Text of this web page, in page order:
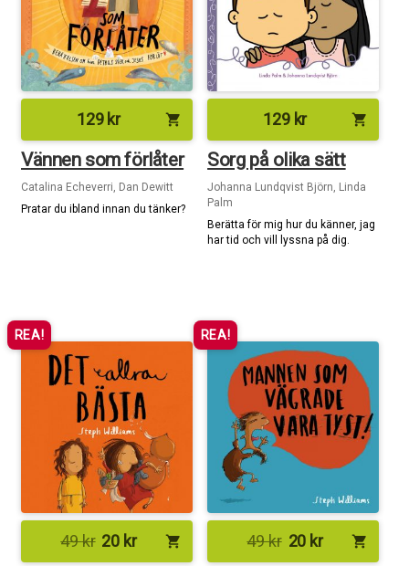
129 kr shopping_cart
Vännen som förlåter
Catalina Echeverri, Dan Dewitt
Pratar du ibland innan du tänker?
129 kr shopping_cart
Sorg på olika sätt
Johanna Lundqvist Björn, Linda
Palm
Berätta för mig hur du känner, jag
har tid och vill lyssna på dig.
REA!
49kr 20 kr shopping_cart
REA!
49kr 20 kr shopping_cart